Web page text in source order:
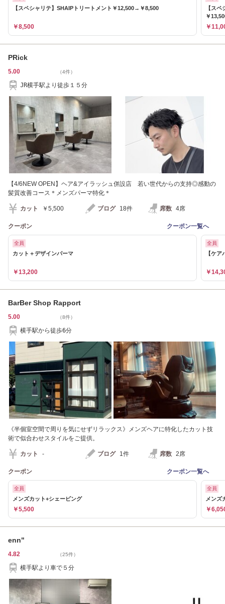
【スペシャリテ】SHAIPトリートメント￥12,500→￥8,500
￥8,500
【ス
￥
￥
PRick
5.00 （4件）
JR横手駅より徒歩１５分
【4/6NEW OPEN】ヘア&アイラッシュ併設店 若い世代からの支持◎感動の
髪質改善コース＊メンズパーマ特化＊
カット ￥5,500 ブログ 18件 席数 4席
クーポン クーポン一覧へ
全員
カット＋デザインパーマ
￥13,200
全員
【ケ
￥
BarBer Shop Rapport
5.00 （8件）
横手駅から徒歩6分
《半個室空間で周りを気にせずリラックス》メンズヘアに特化したカット技
術で似合わせスタイルをご提供。
カット - ブログ 1件 席数 2席
クーポン クーポン一覧へ
全員
メンズカット+シェービング
￥5,500
全員
メン
￥
enn"
4.82 （25件）
横手駅より車で５分